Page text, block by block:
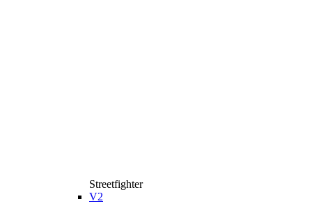
Streetfighter
V2